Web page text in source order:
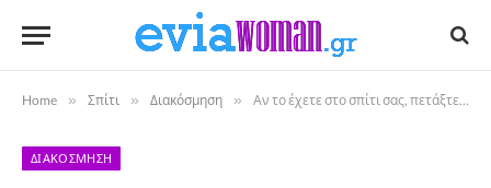
Home » Σπίτι » Διακόσμηση » Αν το έχετε στο σπίτι σας, πετάξτε το άμεσα – Αυτό είναι το φυτό που φέρνει…
ΔΙΑΚΌΣΜΗΣΗ